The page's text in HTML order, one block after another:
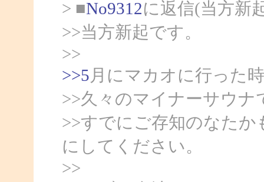
> ■No9312に返信(当方新
>>当方新起です。
>>
>>5 月にマカオに行った
>>久々のマイナーサウナ
>>すでにご存知のなた
にしてください。
>>